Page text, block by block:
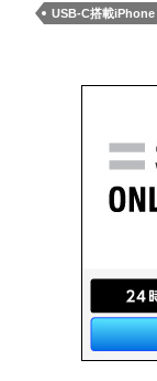
USB-C搭載iPhone